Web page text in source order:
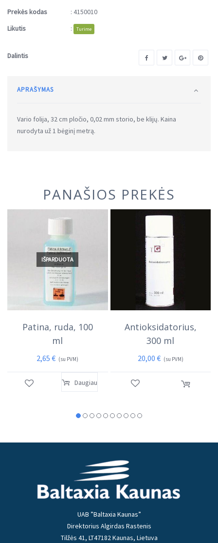
Prekės kodas
: 4150010
Likutis
: Turime
Dalintis
APRAŠYMAS
Vario folija, 32 cm pločio, 0,02 mm storio, be klijų. Kaina
nurodyta už 1 bėginį metrą.
PANAŠIOS PREKĖS
IŠPARDUOTA
Patina, ruda, 100
ml
2,65€ (su PVM)
Daugiau
Antioksidatorius,
300 ml
20,00 € (su PVM)
UAB ”Baltaxia Kaunas”
Direktorius Algirdas Rastenis
Tilžės 41, LT47182 Kaunas, Lietuva